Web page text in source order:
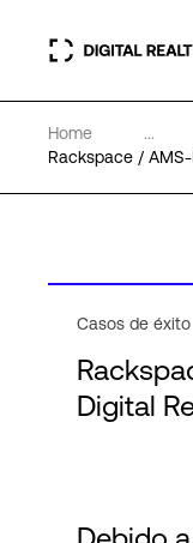
Centros de Datos
Experiencia y
Language
Home ...
Rackspace /
Casos de éxito
Digital